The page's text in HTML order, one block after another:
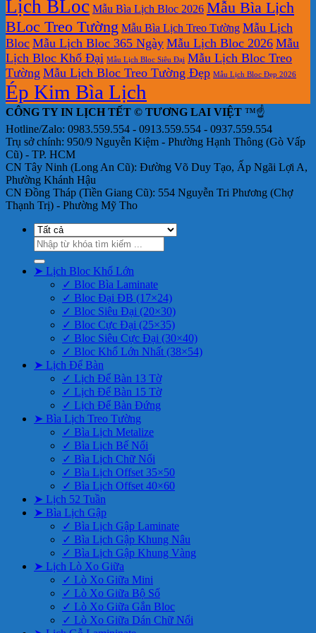
Lịch BLoc Mẫu Bìa Lịch Bloc 2026 Mẫu Bìa Lịch
BLoc Treo Tường Mẫu Bìa Lịch Treo Tường Mẫu Lịch
Bloc Mẫu Lịch Bloc 365 Ngày Mẫu Lịch Bloc 2026 Mẫu
Lịch Bloc Khổ Đại Mẫu Lịch Bloc Siêu Đại Mẫu Lịch Bloc Treo
Tường Mẫu Lịch Bloc Treo Tường Đẹp Mẫu Lịch Bloc Đẹp 2026
Ép Kim Bìa Lịch
CÔNG TY IN LỊCH TẾT © TƯƠNG LAI VIỆT ™☝️
Hotline/Zalo: 0983.559.554 - 0913.559.554 - 0937.559.554
Trụ sở chính: 950/9 Nguyễn Kiệm - Phường Hạnh Thông (Gò Vấp
Cũ) - TP. HCM
CN Tây Ninh (Long An Cũ): Đường Võ Duy Tạo, Ấp Ngãi Lợi A,
Phường Khánh Hậu
CN Đồng Tháp (Tiền Giang Cũ): 554 Nguyễn Tri Phương (Chợ
Thạnh Trị) - Phường Mỹ Tho
Tìm
kiếm:
➤ Lịch Bloc Khổ Lớn
✓ Bloc Bìa Laminate
✓ Bloc Đại ĐB (17×24)
✓ Bloc Siêu Đại (20×30)
✓ Bloc Cực Đại (25×35)
✓ Bloc Siêu Cực Đại (30×40)
✓ Bloc Khổ Lớn Nhất (38×54)
➤ Lịch Để Bàn
✓ Lịch Để Bàn 13 Tờ
✓ Lịch Để Bàn 15 Tờ
✓ Lịch Để Bàn Đứng
➤ Bìa Lịch Treo Tường
✓ Bìa Lịch Metalize
✓ Bìa Lịch Bế Nổi
✓ Bìa Lịch Chữ Nổi
✓ Bìa Lịch Offset 35×50
✓ Bìa Lịch Offset 40×60
➤ Lịch 52 Tuần
➤ Bìa Lịch Gập
✓ Bìa Lịch Gập Laminate
✓ Bìa Lịch Gập Khung Nâu
✓ Bìa Lịch Gập Khung Vàng
➤ Lịch Lò Xo Giữa
✓ Lò Xo Giữa Mini
✓ Lò Xo Giữa Bộ Số
✓ Lò Xo Giữa Gắn Bloc
✓ Lò Xo Giữa Dán Chữ Nổi